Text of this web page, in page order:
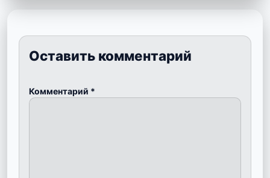
Оставить комментарий
Комментарий *